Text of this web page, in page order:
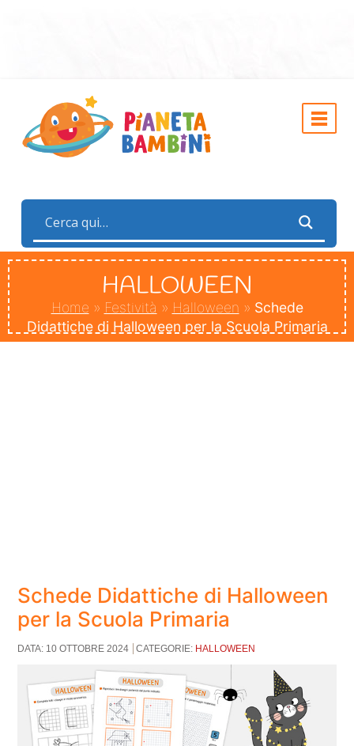
HALLOWEEN
Home » Festività » Halloween » Schede
Didattiche di Halloween per la Scuola Primaria
Schede Didattiche di Halloween
per la Scuola Primaria
DATA: 10 OTTOBRE 2024 CATEGORIE: HALLOWEEN